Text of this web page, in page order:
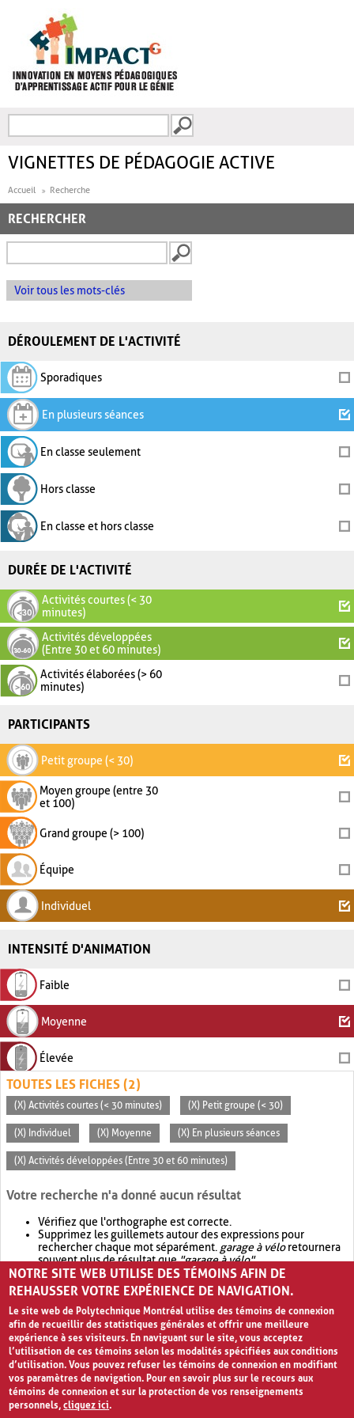
FORMULAIRE DE
VIGNETTES DE PÉDAGOGIE ACTIVE
Accueil Recherche
RECHERCHER
Voir tous les mots-clés
DÉROULEMENT DE L'ACTIVITÉ
Sporadiques
En plusieurs séances
En classe seulement
Hors classe
En classe et hors classe
DURÉE DE L'ACTIVITÉ
Activités courtes (< 30
minutes)
Activités développées
(Entre 30 et 60 minutes)
Activités élaborées (> 60
minutes)
PARTICIPANTS
Petit groupe (< 30)
Moyen groupe (entre 30
et 100)
Grand groupe (> 100)
Équipe
Individuel
INTENSITÉ D'ANIMATION
Faible
Moyenne
Élevée
TOUTES LES FICHES (2)
(X) Activités courtes (< 30 minutes) (X) Petit groupe (< 30)
(X) Individuel (X) Moyenne (X) En plusieurs séances
(X) Activités développées (Entre 30 et 60 minutes)
Votre recherche n'a donné aucun résultat
Vérifiez que l'orthographe est correcte.
Supprimez les guillemets autour des expressions pour
rechercher chaque mot séparément. garage à véloretournera
souvent plus de résultat que"garage à vélo".
Envisagez d'élargir votre recherche avec OR.garage OR vélo
retournera souvent plus de résultat quegarage à vélo
NOTRE SITE WEB UTILISE DES TÉMOINS AFIN DE
REHAUSSER VOTRE EXPÉRIENCE DE NAVIGATION.
Le site web de Polytechnique Montréal utilise des témoins de connexion
afin de recueillir des statistiques générales et offrir une meilleure
expérience à ses visiteurs. En naviguant sur le site, vous acceptez
l’utilisation de ces témoins selon les modalités spécifiées aux conditions
d’utilisation. Vous pouvez refuser les témoins de connexion en modifiant
vos paramètres de navigation. Pour en savoir plus sur le recours aux
témoins de connexion et sur la protection de vos renseignements
personnels,cliquez ici.